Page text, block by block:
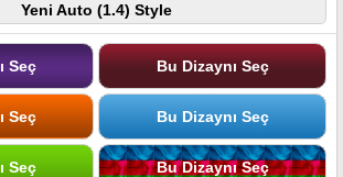
Yeni Auto (1.4) Style
Seç Bu Dizaynı Seç
Seç Bu Dizaynı Seç
Seç Bu Dizaynı Seç